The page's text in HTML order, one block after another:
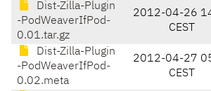
Dist-Zilla-Plugin
-PodWeaverIfPod-
0.01.tar.gz
2012-04-26
CEST
Dist-Zilla-Plugin
-PodWeaverIfPod-
0.02.meta
2012-04-27
CEST